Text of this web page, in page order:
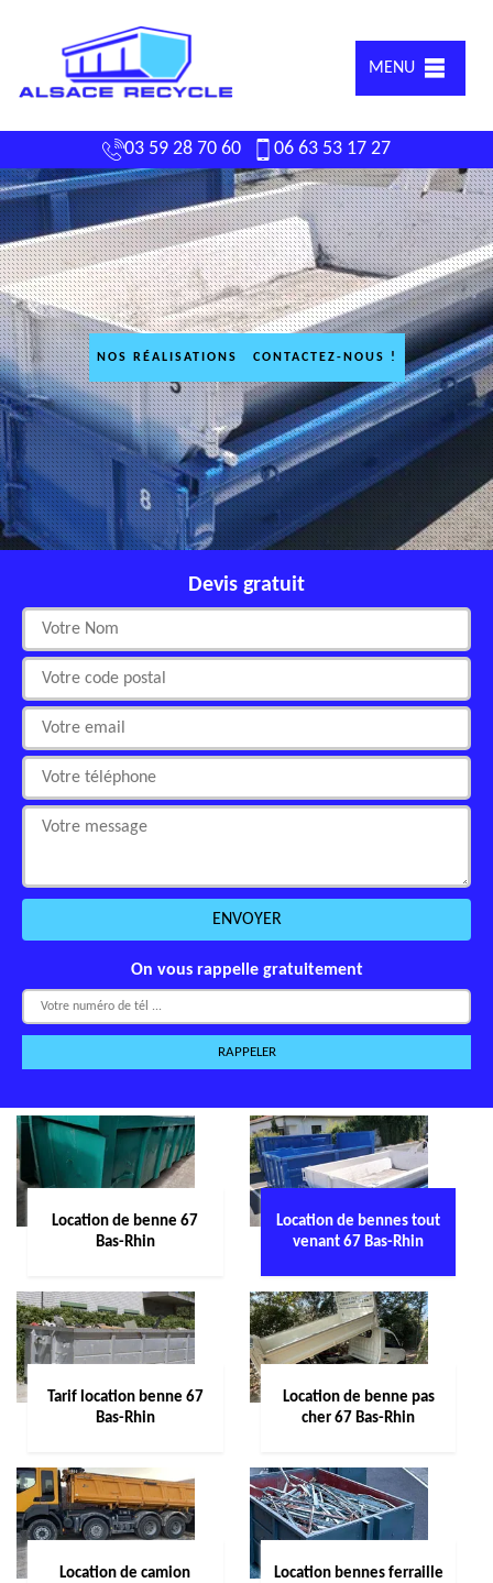
MENU
03 59 28 70 60 06 63 53 17 27
NOS RÉALISATIONS CONTACTEZ-NOUS !
Devis gratuit
On vous rappelle gratuitement
Location de benne 67
Bas-Rhin
Location de bennes tout
venant 67 Bas-Rhin
Tarif location benne 67
Bas-Rhin
Location de benne pas
cher 67 Bas-Rhin
Location de camion
Location bennes ferraille